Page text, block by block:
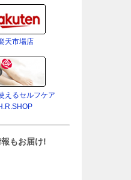
天市場店
えるセルフケア
もお届け!